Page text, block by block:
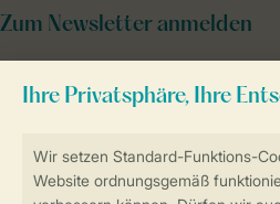
Zum Newsletter anmelden